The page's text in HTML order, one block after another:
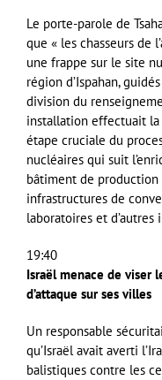
Le porte-parole de
que « les chasseurs de
une frappe sur le site
région d’Ispahan,
division du
installation effectuait la
étape cruciale du
nucléaires qui suit
bâtiment de production
infrastructures de
laboratoires et d’autres
19:40
Israël menace de viser
d’attaque sur ses villes
Un responsable
qu’Israël avait averti
balistiques contre les